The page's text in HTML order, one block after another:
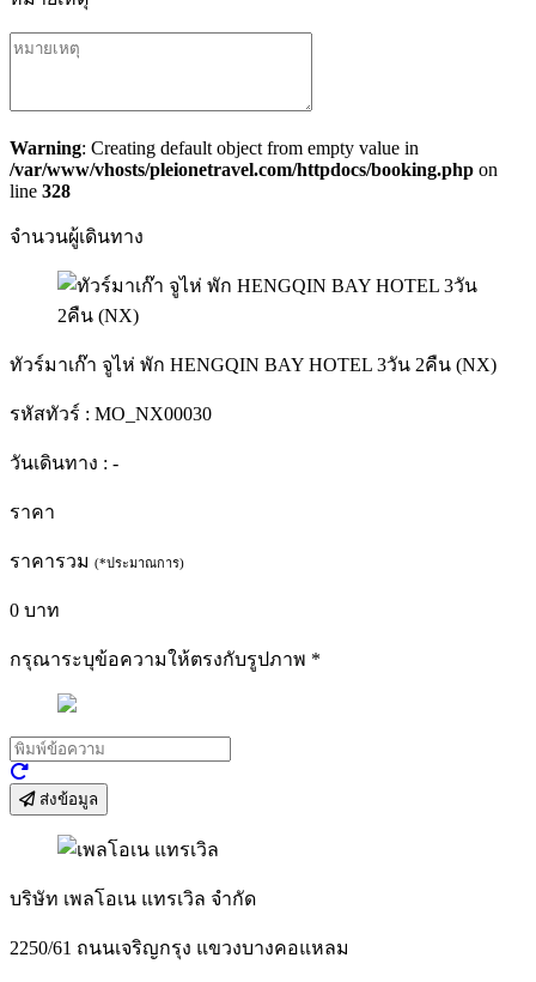
Warning: Creating default object from empty value in
/var/www/vhosts/pleionetravel.com/httpdocs/booking.php on
line 328
จำนวนผู้เดินทาง
ทัวร์มาเก๊า จูไห่ พัก HENGQIN BAY HOTEL 3วัน 2คืน (NX)
รหัสทัวร์ : MO_NX00030
วันเดินทาง : -
ราคา
ราคารวม (*ประมาณการ)
0 บาท
กรุณาระบุข้อความให้ตรงกับรูปภาพ *
ส่งข้อมูล
บริษัท เพลโอเน แทรเวิล จำกัด
2250/61 ถนนเจริญกรุง แขวงบางคอแหลม